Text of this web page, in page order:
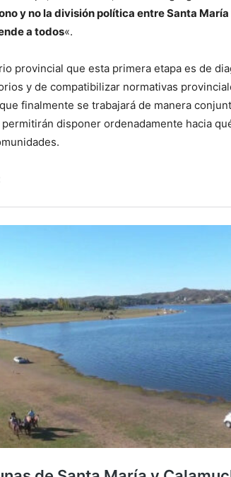
y no la división política entre Santa
a todos«.
provincial que esta primera etapa es de
y de compatibilizar normativas
finalmente se trabajará de manera
disponer ordenadamente hacia